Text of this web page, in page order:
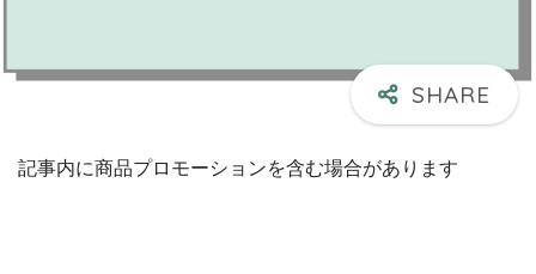
記事内に商品プロモーションを含む場合があります